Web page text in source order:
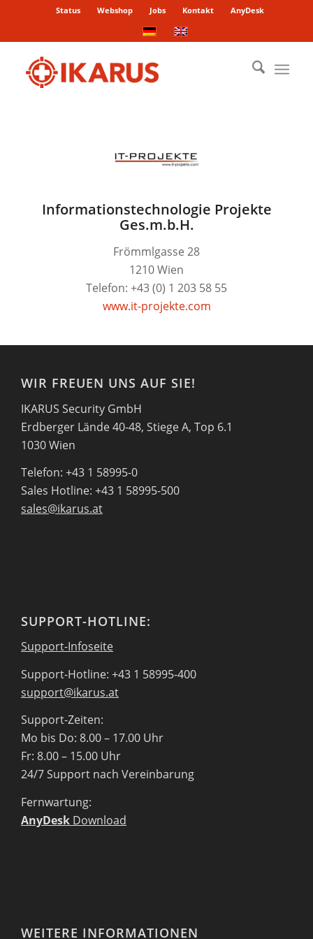
Status Webshop Jobs Kontakt AnyDesk
Informationstechnologie Projekte
Ges.m.b.H.
Frömmlgasse 28
1210 Wien
Telefon: +43 (0) 1 203 58 55
www.it-projekte.com
WIR FREUEN UNS AUF SIE!
IKARUS Security GmbH
Erdberger Lände 40-48, Stiege A, Top 6.1
1030 Wien
Telefon: +43 1 58995-0
Sales Hotline: +43 1 58995-500
sales@ikarus.at
SUPPORT-HOTLINE:
Support-Infoseite
Support-Hotline: +43 1 58995-400
support@ikarus.at
Support-Zeiten:
Mo bis Do: 8.00 – 17.00 Uhr
Fr: 8.00 – 15.00 Uhr
24/7 Support nach Vereinbarung
Fernwartung:
AnyDesk Download
WEITERE INFORMATIONEN